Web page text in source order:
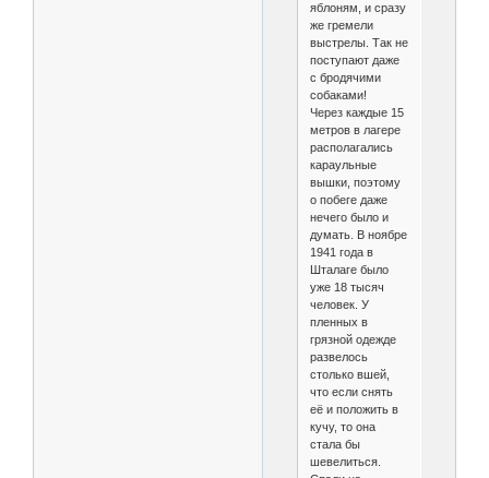
яблоням, и сразу
же гремели
выстрелы. Так не
поступают даже
с бродячими
собаками!
Через каждые 15
метров в лагере
располагались
караульные
вышки, поэтому
о побеге даже
нечего было и
думать. В ноябре
1941 года в
Шталаге было
уже 18 тысяч
человек. У
пленных в
грязной одежде
развелось
столько вшей,
что если снять
её и положить в
кучу, то она
стала бы
шевелиться.